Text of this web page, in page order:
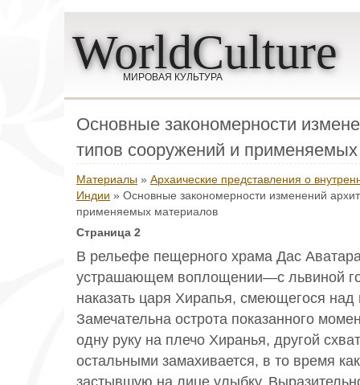
WorldCulture
МИРОВАЯ КУЛЬТУРА
Основные закономерности
типов сооружений и
Материалы » Архаические представления о
Индии » Основные закономерности изменений
применяемых материалов
Страница 2
В рельефе пещерного храма Дас
устрашающем воплощении—с львиной
наказать царя Хирапья, смеющегося над
Замечательна острота показанного
одну руку на плечо Хиранья, другой
остальными замахивается, в то время
застывшую на лице улыбку.